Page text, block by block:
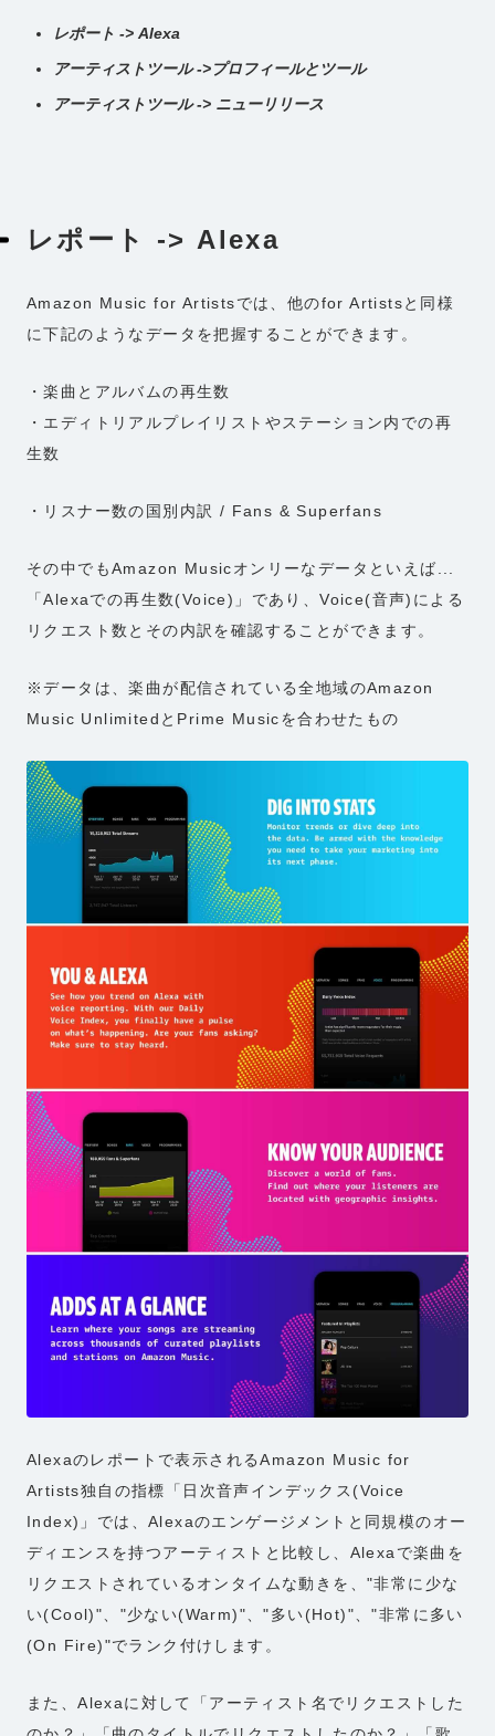
レポート -> Alexa
アーティストツール ->プロフィールとツール
アーティストツール -> ニューリリース
レポート -> Alexa
Amazon Music for Artistsでは、他のfor Artistsと同様
に下記のようなデータを把握することができます。
・楽曲とアルバムの再生数
・エディトリアルプレイリストやステーション内での再
生数
・リスナー数の国別内訳 / Fans & Superfans
その中でもAmazon Musicオンリーなデータといえば...
「Alexaでの再生数(Voice)」であり、Voice(音声)による
リクエスト数とその内訳を確認することができます。
※データは、楽曲が配信されている全地域のAmazon
Music UnlimitedとPrime Musicを合わせたもの
Alexaのレポートで表示されるAmazon Music for
Artists独自の指標「日次音声インデックス(Voice
Index)」では、Alexaのエンゲージメントと同規模のオー
ディエンスを持つアーティストと比較し、Alexaで楽曲を
リクエストされているオンタイムな動きを、"非常に少な
い(Cool)"、"少ない(Warm)"、"多い(Hot)"、"非常に多い
(On Fire)"でランク付けします。
また、Alexaに対して「アーティスト名でリクエストした